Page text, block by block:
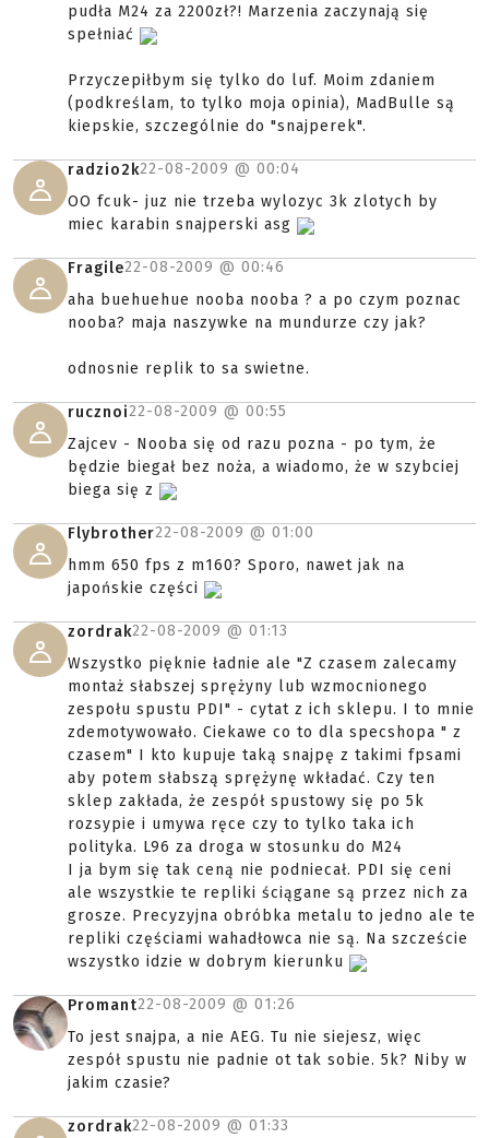
pudła M24 za 2200zł?! Marzenia zaczynają się
spełniać
Przyczepiłbym się tylko do luf. Moim zdaniem
(podkreślam, to tylko moja opinia), MadBulle są
kiepskie, szczególnie do "snajperek".
radzio2k22-08-2009 @ 00:04
OO fcuk- juz nie trzeba wylozyc 3k zlotych by
miec karabin snajperski asg
Fragile22-08-2009 @ 00:46
aha buehuehue nooba nooba ? a po czym poznac
nooba? maja naszywke na mundurze czy jak?
odnosnie replik to sa swietne.
rucznoi22-08-2009 @ 00:55
Zajcev - Nooba się od razu pozna - po tym, że
będzie biegał bez noża, a wiadomo, że w szybciej
biega się z
Flybrother22-08-2009 @ 01:00
hmm 650 fps z m160? Sporo, nawet jak na
japońskie części
zordrak22-08-2009 @ 01:13
Wszystko pięknie ładnie ale "Z czasem zalecamy
montaż słabszej sprężyny lub wzmocnionego
zespołu spustu PDI" - cytat z ich sklepu. I to mnie
zdemotywowało. Ciekawe co to dla specshopa " z
czasem" I kto kupuje taką snajpę z takimi fpsami
aby potem słabszą sprężynę wkładać. Czy ten
sklep zakłada, że zespół spustowy się po 5k
rozsypie i umywa ręce czy to tylko taka ich
polityka. L96 za droga w stosunku do M24
I ja bym się tak ceną nie podniecał. PDI się ceni
ale wszystkie te repliki ściągane są przez nich za
grosze. Precyzyjna obróbka metalu to jedno ale te
repliki częściami wahadłowca nie są. Na szczeście
wszystko idzie w dobrym kierunku
Promant22-08-2009 @ 01:26
To jest snajpa, a nie AEG. Tu nie siejesz, więc
zespół spustu nie padnie ot tak sobie. 5k? Niby w
jakim czasie?
zordrak22-08-2009 @ 01:33